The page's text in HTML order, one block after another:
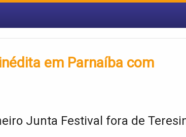
em Parnaíba com
Junta Festival fora de